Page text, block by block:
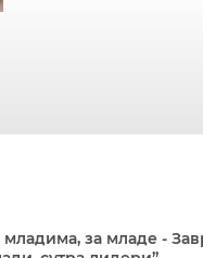
младима, за младе -